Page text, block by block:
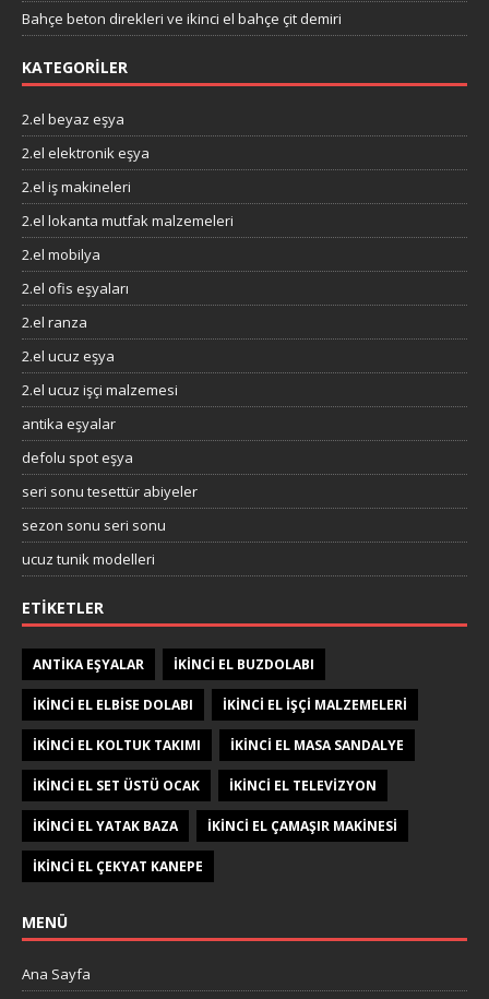
Bahçe beton direkleri ve ikinci el bahçe çit demiri
KATEGORILER
2.el beyaz eşya
2.el elektronik eşya
2.el iş makineleri
2.el lokanta mutfak malzemeleri
2.el mobilya
2.el ofis eşyaları
2.el ranza
2.el ucuz eşya
2.el ucuz işçi malzemesi
antika eşyalar
defolu spot eşya
seri sonu tesettür abiyeler
sezon sonu seri sonu
ucuz tunik modelleri
ETIKETLER
ANTIKA EŞYALAR IKINCI EL BUZDOLABI
IKINCI EL ELBISE DOLABI IKINCI EL IŞÇI MALZEMELERI
IKINCI EL KOLTUK TAKIMI IKINCI EL MASA SANDALYE
IKINCI EL SET ÜSTÜ OCAK IKINCI EL TELEVIZYON
IKINCI EL YATAK BAZA IKINCI EL ÇAMAŞIR MAKINESI
IKINCI EL ÇEKYAT KANEPE
MENÜ
Ana Sayfa